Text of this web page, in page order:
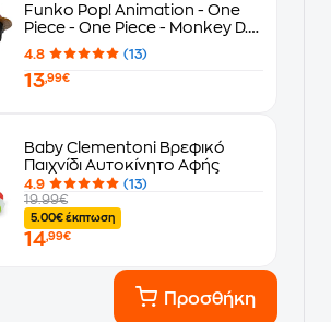
Funko Pop! Animation - One
Piece - One Piece - Monkey D.
Luffy #98
4.8 (13)
13,99€
Baby Clementoni Βρεφικό
Παιχνίδι Αυτοκίνητο Αφής
4.9
(13)
19.99€
5.00€ έκπτωση
14,99€
Προσθήκη